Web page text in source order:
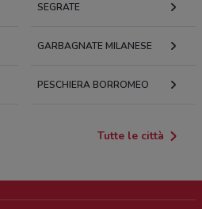
SEGRATE
GARBAGNATE MILANESE
PESCHIERA BORROMEO
Tutte le città